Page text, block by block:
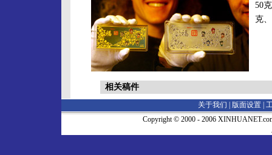
50
克
相关稿件
关于我们 | 版面设置
Copyright © 2000 - 2006